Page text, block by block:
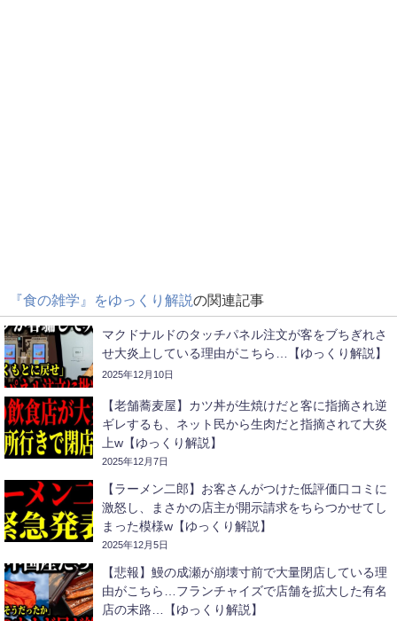
『食の雑学』をゆっくり解説の関連記事
マクドナルドのタッチパネル注文が客をブちぎれさ
せ大炎上している理由がこちら…【ゆっくり解説】
2025年12月10日
【老舗蕎麦屋】カツ丼が生焼けだと客に指摘され逆
ギレするも、ネット民から生肉だと指摘されて大炎
上w【ゆっくり解説】
2025年12月7日
【ラーメン二郎】お客さんがつけた低評価口コミに
激怒し、まさかの店主が開示請求をちらつかせてし
まった模様w【ゆっくり解説】
2025年12月5日
【悲報】鰻の成瀬が崩壊寸前で大量閉店している理
由がこちら…フランチャイズで店舗を拡大した有名
店の末路…【ゆっくり解説】